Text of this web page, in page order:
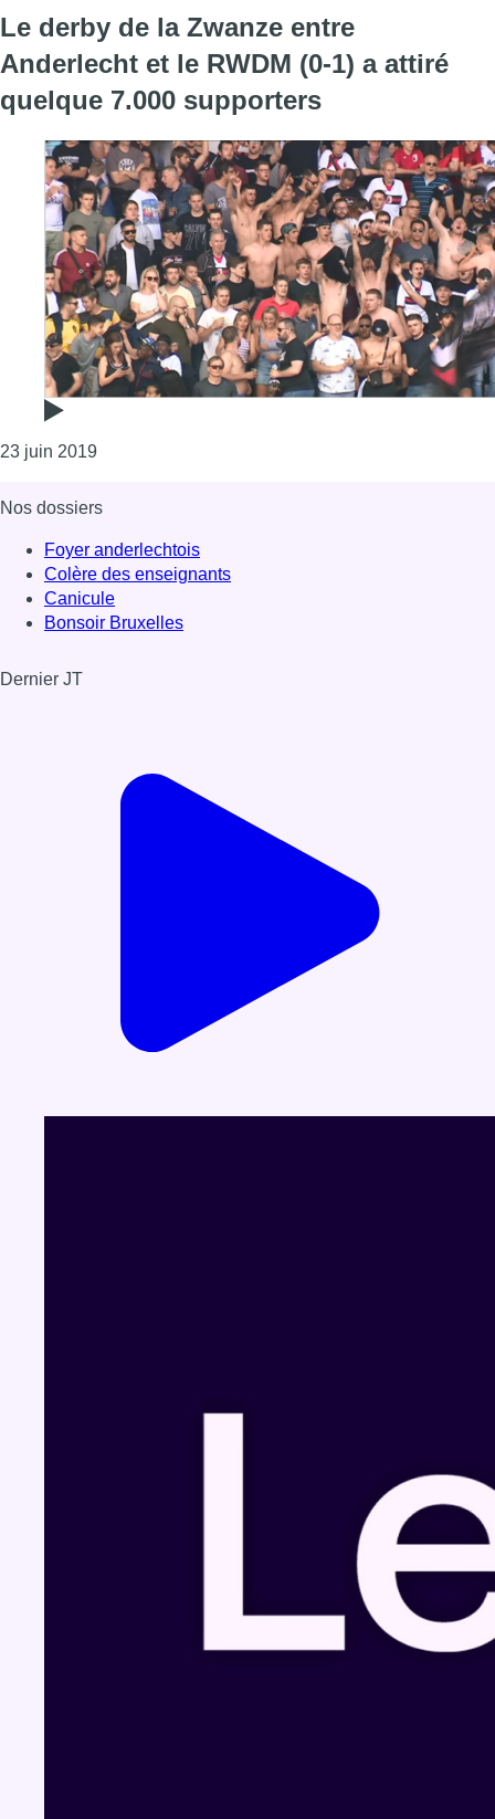
Le derby de la Zwanze entre
Anderlecht et le RWDM (0-1) a attiré
quelque 7.000 supporters
23 juin 2019Consulter l'article "Le derby de la Zwanze entre
Nos dossiers
Foyer anderlechtois
Colère des enseignants
Canicule
Bonsoir Bruxelles
Dernier JT